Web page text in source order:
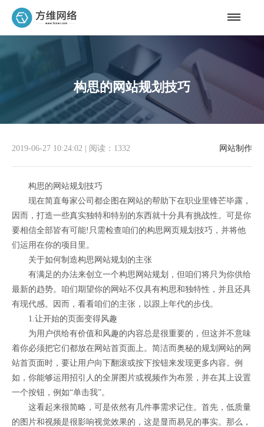
构思的网站规划技巧
网站制作
2019-06-27 10:24:02 阅读：1332
构思的网站规划技巧
现在简直每家公司都企图在网站的帮助下在职业里锋芒毕露，
因而，打造一些真实独特和特别的东西就十分具有挑战性。可是你
要相信全部皆有可能!只需检查咱们的构思网页规划技巧，并将他
们运用在你的项目里。
关于如何制造构思网站规划的主张
有满足的办法来创立一个构思网站规划，但咱们将只为你供给
最新的趋势。咱们期望你的网站不仅具有构思和独特性，并且还具
有现代感。因而，看看咱们的主张，以跟上年代的步伐。
1.让开始的页面变得风趣
为用户供给有价值和风趣的内容总是很重要的，但这并不意味
着你必须把它们都放在网站首页面上。简洁而奥秘的规划网站的网
站首页面时，要让用户向下翻滚或按下按钮来发现更多内容。例
如，你能够运用招引人的全屏图片或视频作为布景，并在其上设置
一个按钮，例如“单击我”。
这看起来很简略，可是依然有几件事需求记住。首先，低质量
的图片和视频是很影响视觉效果的，这是显而易见的事实。那么，